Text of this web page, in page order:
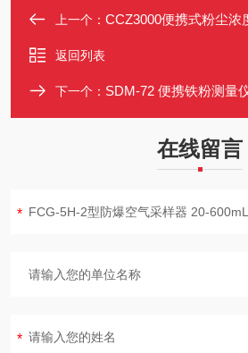
上一个： CCZ3000便携式粉尘浓度测量仪 本
返回列表
下一个： SDM-72 便携铁粉测量
在线留言